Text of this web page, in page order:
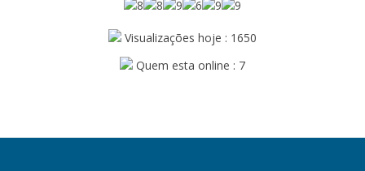
Visualizações hoje : 1650
Quem esta online : 7